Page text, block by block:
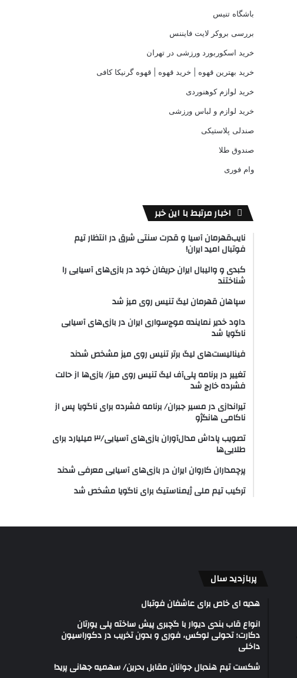
باشگاه تنیس
بررسی بروکر لایت فایننس
خرید اسکوربورد ورزشی در تهران
خرید بهترین قهوه | خرید قهوه | قهوه گرنیکا کافی
خرید لوازم کوهنوردی
خرید لوازم و لباس ورزشی
صندلی پلاستیکی
صندوق طلا
وام فوری
اخبار مرتبط با این خبر
نایب‌قهرمان آسیا و قدرت سنتی شرق در انتظار تیم
فوتبال امید ایران!
کبدی و والیبال ایران حریفان خود در بازی‌های آسیایی را
شناختند
سپاهان قهرمان لیگ تنیس روی میز شد
داود خدیر نماینده موج‌سواری ایران در بازی‌های آسیایی
ناگویا شد
فینالیست‌های لیگ برتر تنیس روی میز مشخص شدند
تغییر در برنامه پلی‌آف لیگ تنیس روی میز/ بازی‌ها از حالت
فشرده خارج شد
تیراندازی در مسیر جبران/ برنامه فشرده برای ناگویا پس از
ناکامی هانگژو
تصویب پاداش مدال‌آوران بازی‌های آسیایی/۳ میلیارد برای
طلایی‌ها
پرچمداران کاروان ایران در بازی‌های آسیایی معرفی شدند
ترکیب تیم ملی ژیمناستیک برای ناگویا مشخص شد
پربازدید سال
هدیه ای خاص برای عاشفان فوتبال
انواع قاب بندی دیوار با گچبری پیش ساخته پلی یورتان
دکارت؛ تحولی لوکس، فوری و بدون تخریب در دکوراسیون
داخلی
شکست تیم هندبال جوانان مقابل بحرین/ سهمیه جهانی پرید!